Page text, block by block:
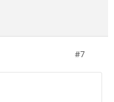
#7